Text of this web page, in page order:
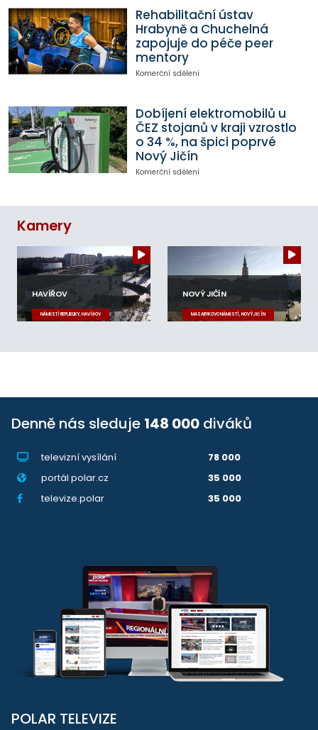
Rehabilitační ústav
Hrabyně a Chuchelná
zapojuje do péče peer
mentory
Komerční sdělení
Dobíjení elektromobilů u
ČEZ stojanů v kraji vzrostlo
o 34 %, na špici poprvé
Nový Jičín
Komerční sdělení
Kamery
HAVÍŘOV
NÁMĚSTÍ REPUBLIKY, HAVÍŘOV
NOVÝ JIČÍN
MASARYKOVO NÁMĚSTÍ, NOVÝ JIČÍN
Denně nás sleduje 148 000 diváků
televizní vysílání
78 000
portál polar.cz
35 000
televize.polar
35 000
POLAR TELEVIZE